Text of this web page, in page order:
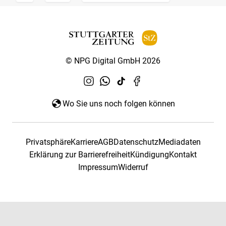
© NPG Digital GmbH 2026
Wo Sie uns noch folgen können
PrivatsphäreKarriereAGBDatenschutzMediadaten
Erklärung zur BarrierefreiheitKündigungKontakt
ImpressumWiderruf